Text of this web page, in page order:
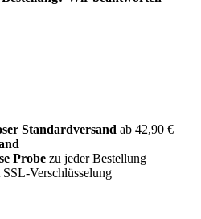
Standardversand ab 42,90 €
Probe zu jeder Bestellung
Verschlüsselung